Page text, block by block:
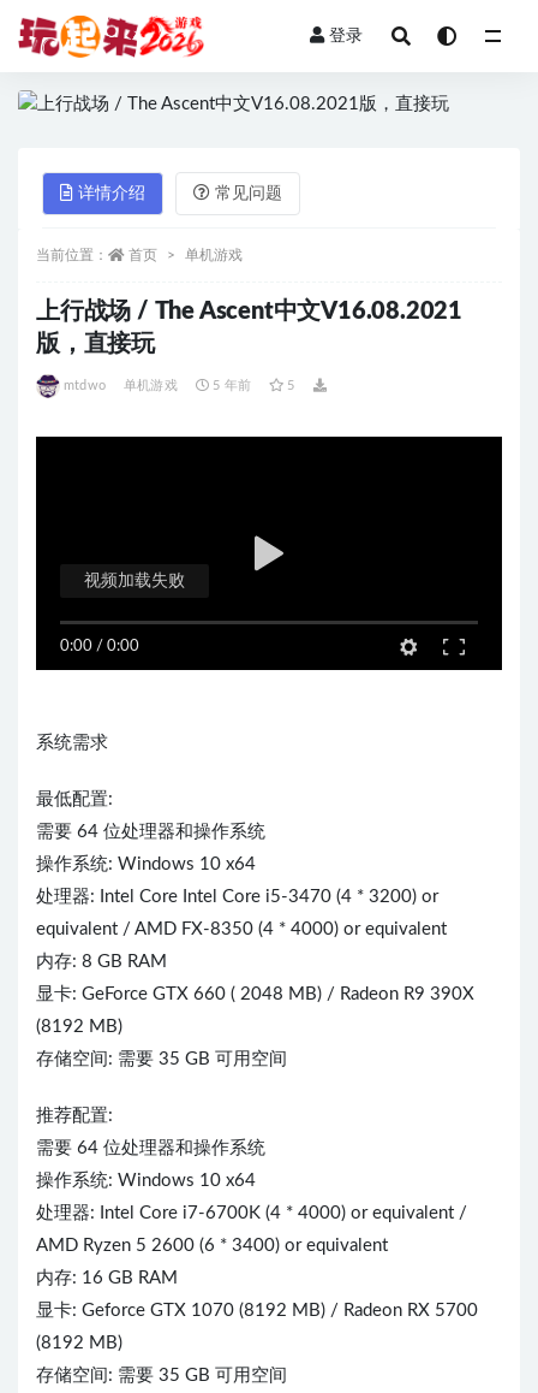
登录
详情介绍 常见问题
当前位置： 首页 单机游戏
上行战场 / The Ascent中文V16.08.2021
版，直接玩
mtdwo 单机游戏 5 年前 5
0:00 / 0:00
视频加载失败
系统需求
最低配置:
需要 64 位处理器和操作系统
操作系统: Windows 10 x64
处理器: Intel Core Intel Core i5-3470 (4 * 3200) or
equivalent / AMD FX-8350 (4 * 4000) or equivalent
内存: 8 GB RAM
显卡: GeForce GTX 660 ( 2048 MB) / Radeon R9 390X
(8192 MB)
存储空间: 需要 35 GB 可用空间
推荐配置:
需要 64 位处理器和操作系统
操作系统: Windows 10 x64
处理器: Intel Core i7-6700K (4 * 4000) or equivalent /
AMD Ryzen 5 2600 (6 * 3400) or equivalent
内存: 16 GB RAM
显卡: Geforce GTX 1070 (8192 MB) / Radeon RX 5700
(8192 MB)
存储空间: 需要 35 GB 可用空间